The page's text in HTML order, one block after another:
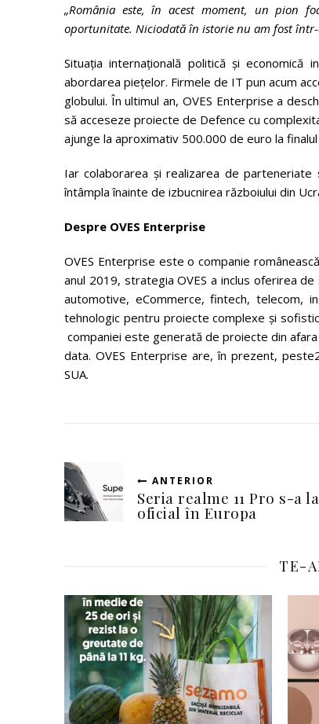
„România este, în acest moment, un pion
oportunitate. Niciodată în istorie nu am fost
Situația internațională politică și
abordarea piețelor. Firmele de IT pun acum
globului. În ultimul an, OVES Enterprise a
să acceseze proiecte de Defence cu
ajunge la aproximativ 500.000 de euro la finalul
Iar colaborarea și realizarea de
întâmpla înainte de izbucnirea războiului din
Despre OVES Enterprise
OVES Enterprise este o companie
anul 2019, strategia OVES a inclus oferirea
automotive, eCommerce, fintech, telecom,
tehnologic pentru proiecte complexe și
companiei este generată de proiecte din
data. OVES Enterprise are, în prezent,
SUA.
ANTERIOR
Seria realme 11 Pro s-a
oficial în Europa
TE-